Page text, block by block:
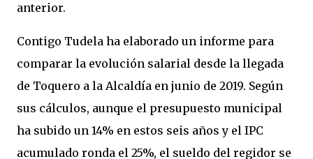
anterior.
Contigo Tudela ha elaborado un informe para
comparar la evolución salarial desde la llegada
de Toquero a la Alcaldía en junio de 2019. Según
sus cálculos, aunque el presupuesto municipal
ha subido un 14% en estos seis años y el IPC
acumulado ronda el 25%, el sueldo del regidor se